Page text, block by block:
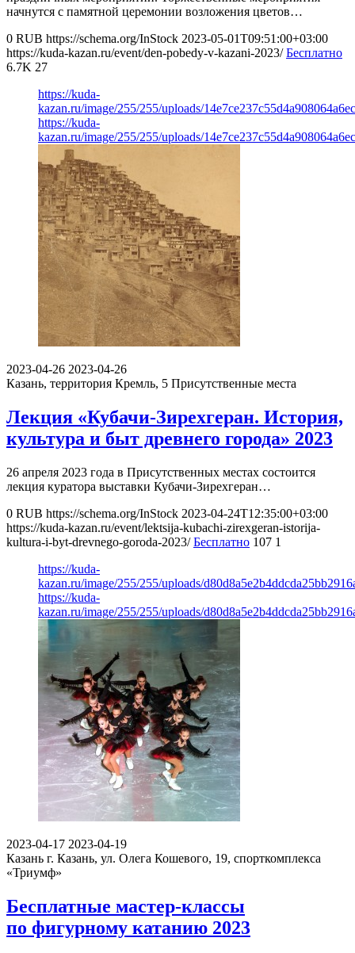
начнутся с памятной церемонии возложения цветов…
0 RUB https://schema.org/InStock 2023-05-01T09:51:00+03:00
https://kuda-kazan.ru/event/den-pobedy-v-kazani-2023/ Бесплатно
6.7K 27
https://kuda-
kazan.ru/image/255/255/uploads/
https://kuda-
kazan.ru/image/255/255/uploads/
2023-04-26 2023-04-26
Казань, территория Кремль, 5 Присутственные места
Лекция «Кубачи-Зирехгеран. История,
культура и быт древнего города» 2023
26 апреля 2023 года в Присутственных местах состоится
лекция куратора выставки Кубачи-Зирехгеран…
0 RUB https://schema.org/InStock 2023-04-24T12:35:00+03:00
https://kuda-kazan.ru/event/lektsija-kubachi-zirexgeran-istorija-
kultura-i-byt-drevnego-goroda-2023/ Бесплатно 107 1
https://kuda-
kazan.ru/image/255/255/uploads/
https://kuda-
kazan.ru/image/255/255/uploads/
2023-04-17 2023-04-19
Казань г. Казань, ул. Олега Кошевого, 19, спорткомплекса
«Триумф»
Бесплатные мастер-классы
по фигурному катанию 2023